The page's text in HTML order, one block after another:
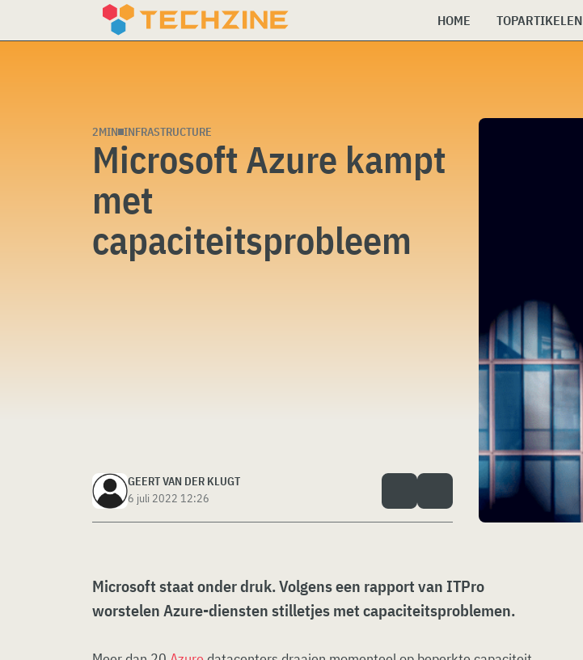
HOME TOPARTIKELEN
2MIN INFRASTRUCTURE
Microsoft Azure kampt
met
capaciteitsprobleem
GEERT VAN DER KLUGT
6 juli 2022 12:26
Microsoft staat onder druk. Volgens een rapport van ITPro
worstelen Azure-diensten stilletjes met capaciteitsproblemen.